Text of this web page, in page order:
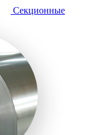
Секционные